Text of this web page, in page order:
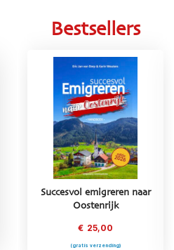
Bestsellers
Succesvol emigreren naar
Oostenrijk
€ 25,00
(gratis verzending)